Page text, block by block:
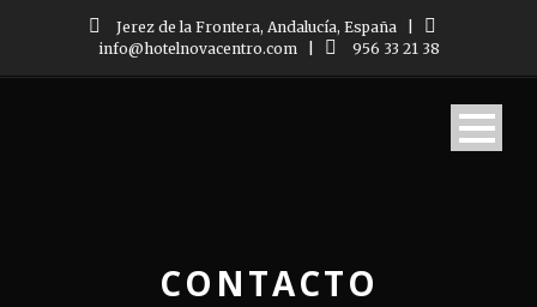
Jerez de la Frontera, Andalucía, España
info@hotelnovacentro.com| 956 33 21 38
CONTACTO